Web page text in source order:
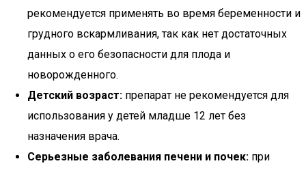
рекомендуется применять во время беременности и
грудного вскармливания, так как нет достаточных
данных о его безопасности для плода и
новорожденного.
Детский возраст: препарат не рекомендуется для
использования у детей младше 12 лет без
назначения врача.
Серьезные заболевания печени и почек: при